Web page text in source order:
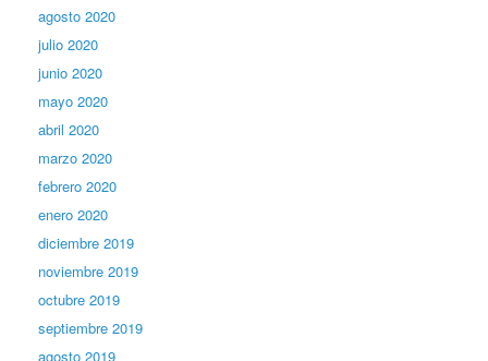
agosto 2020
julio 2020
junio 2020
mayo 2020
abril 2020
marzo 2020
febrero 2020
enero 2020
diciembre 2019
noviembre 2019
octubre 2019
septiembre 2019
agosto 2019